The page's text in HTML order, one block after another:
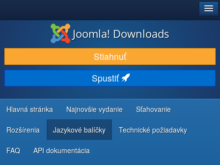
STIAHNUŤ & ROZŠÍRIŤ
OBJAVUJTE & UČTE SA
KOMUNITA & PODPORA
ZDROJE INFORMÁCIÍ PRE VÝVOJÁROV
Joomla! Downloads
Stiahnuť
Spustiť
Hlavná stránka Najnovšie vydanie Sťahovanie
Rozšírenia Jazykové balíčky Technické požiadavky
FAQ API dokumentácia